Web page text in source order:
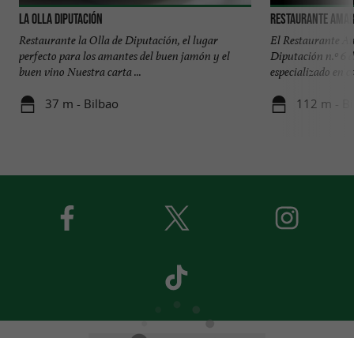
La Olla Diputación
Restaurante la Olla de Diputación, el lugar
perfecto para los amantes del buen jamón y el
buen vino Nuestra carta ...
37 m - Bilbao
Restaurante
El Restaurante
Diputación n.º 6
especializado en
112 m -